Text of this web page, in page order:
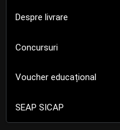
Despre livrare
Concursuri
Voucher educațional
SEAP SICAP